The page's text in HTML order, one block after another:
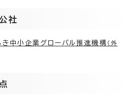
社
中小企業グローバル推進機構 （外